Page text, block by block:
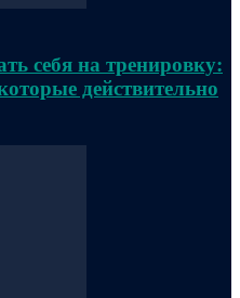
себя на тренировку:
действительно